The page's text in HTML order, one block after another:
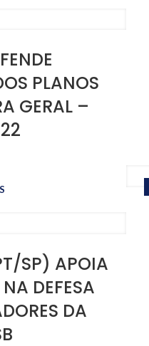
PLANOS
GERAL –
SP) APOIA
DEFESA
DA